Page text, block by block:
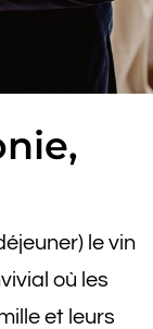
le vin
où les
et leurs